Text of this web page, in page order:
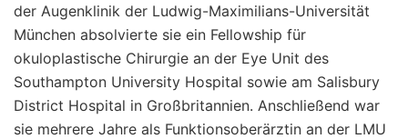
der Augenklinik der Ludwig-Maximilians-Universität
München absolvierte sie ein Fellowship für
okuloplastische Chirurgie an der Eye Unit des
Southampton University Hospital sowie am Salisbury
District Hospital in Großbritannien. Anschließend war
sie mehrere Jahre als Funktionsoberärztin an der LMU